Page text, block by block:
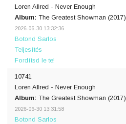
Loren Allred - Never Enough
Album: The Greatest Showman (2017)
2026-06-30 13:32:36
Botond Sarlos
Teljesítés
Fordítsd le te!
10741
Loren Allred - Never Enough
Album: The Greatest Showman (2017)
2026-06-30 13:31:58
Botond Sarlos